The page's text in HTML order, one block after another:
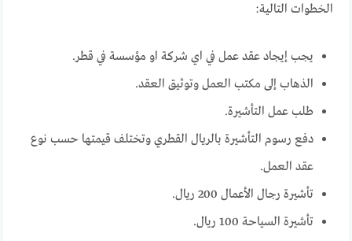
الخطوات التالية:
يجب إيجاد عقد عمل في اي شركة او مؤسسة في قطر.
الذهاب إلى مكتب العمل وتوثيق العقد.
طلب عمل التأشيرة.
دفع رسوم التأشيرة بالريال القطري وتختلف قيمتها حسب نوع
عقد العمل.
تأشيرة رجال الأعمال 200 ريال.
تأشيرة السياحة 100 ريال.